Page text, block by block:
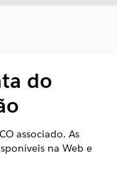
do
associado. As
na Web e